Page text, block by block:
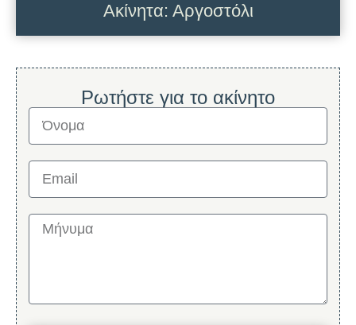
Ακίνητα: Αργοστόλι
Ρωτήστε για το ακίνητο